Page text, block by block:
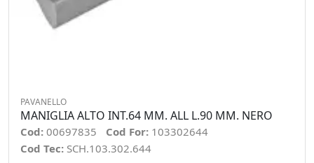
PAVANELLO
MANIGLIA ALTO INT.64 MM. ALL L.90 MM. NERO
Cod: 00697835 Cod For: 103302644
Cod Tec: SCH.103.302.644